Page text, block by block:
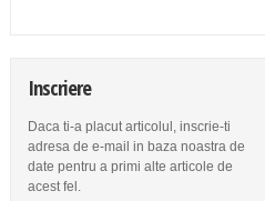
Inscriere
Daca ti-a placut articolul, inscrie-ti
adresa de e-mail in baza noastra de
date pentru a primi alte articole de
acest fel.